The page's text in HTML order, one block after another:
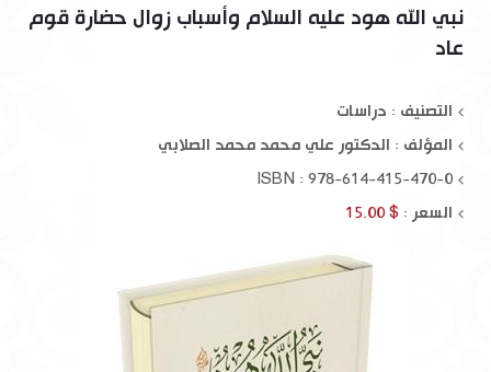
نبي الله هود عليه السلام وأسباب زوال حضارة قوم
عاد
التصنيف : دراسات
المؤلف : الدكتور علي محمد محمد الصلابي
ISBN : 978-614-415-470-0
السعر : $ 15.00